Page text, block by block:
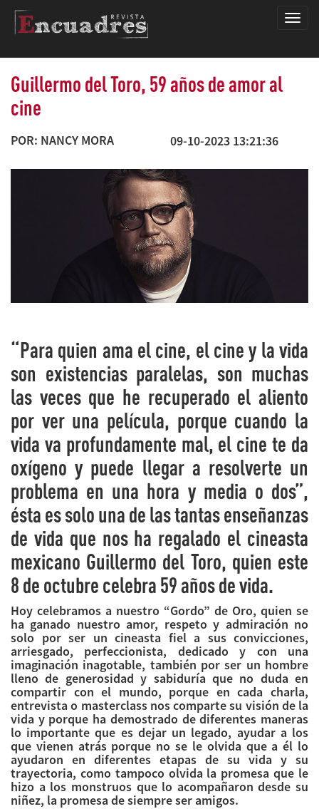
Guillermo del Toro, 59 años de amor al
cine
POR: NANCY MORA 09-10-2023 13:21:36
“Para quien ama el cine, el cine y la vida
son existencias paralelas, son muchas
las veces que he recuperado el aliento
por ver una película, porque cuando la
vida va profundamente mal, el cine te da
oxígeno y puede llegar a resolverte un
problema en una hora y media o dos”,
ésta es solo una de las tantas enseñanzas
de vida que nos ha regalado el cineasta
mexicano Guillermo del Toro, quien este
8 de octubre celebra 59 años de vida.
Hoy celebramos a nuestro “Gordo” de Oro, quien se
ha ganado nuestro amor, respeto y admiración no
solo por ser un cineasta fiel a sus convicciones,
arriesgado, perfeccionista, dedicado y con una
imaginación inagotable, también por ser un hombre
lleno de generosidad y sabiduría que no duda en
compartir con el mundo, porque en cada charla,
entrevista o masterclass nos comparte su visión de la
vida y porque ha demostrado de diferentes maneras
lo importante que es dejar un legado, ayudar a los
que vienen atrás porque no se le olvida que a él lo
ayudaron en diferentes etapas de su vida y su
trayectoria, como tampoco olvida la promesa que le
hizo a los monstruos que lo acompañaron desde su
niñez, la promesa de siempre ser amigos.